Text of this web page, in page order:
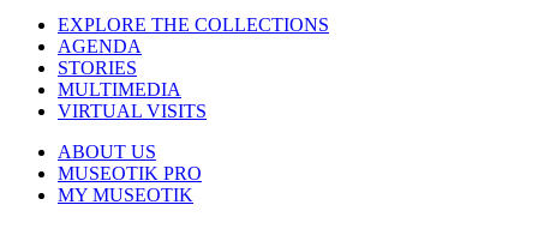
EXPLORE THE COLLECTIONS
AGENDA
STORIES
MULTIMEDIA
VIRTUAL VISITS
ABOUT US
MUSEOTIK PRO
MY MUSEOTIK